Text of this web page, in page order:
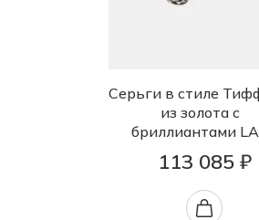
Серьги в стиле
из золота с
бриллиантами
113 085 ₽